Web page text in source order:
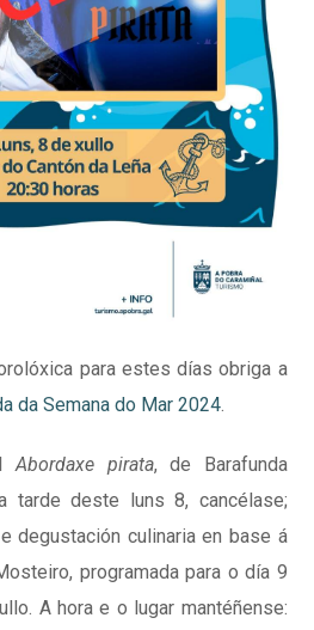
para estes días obriga a
da Semana do Mar 2024
Abordaxe pirata, de Barafunda
tarde deste luns 8, cancélase;
degustación culinaria en base á
programada para o día 9
A hora e o lugar mantéñense: